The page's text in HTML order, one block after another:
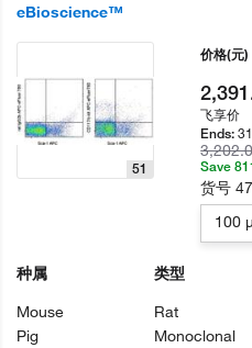
eBioscience™
51
种属
Mouse
Pig
类型
Rat
Monoclonal
价格(元)
飞享价
Ends:
Save
货号
100